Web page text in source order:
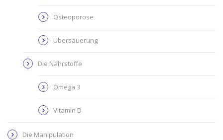
Osteoporose
Übersäuerung
Die Nährstoffe
Omega 3
Vitamin D
Die Manipulation